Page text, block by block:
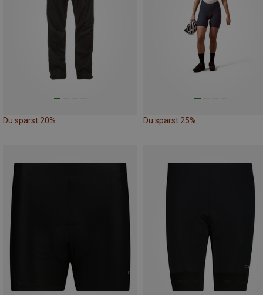
Du sparst 20% Du sparst 25%